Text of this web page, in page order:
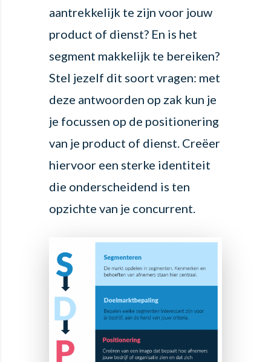
aantrekkelijk te zijn voor jouw
product of dienst? En is het
segment makkelijk te bereiken?
Stel jezelf dit soort vragen: met
deze antwoorden op zak kun je
je focussen op de positionering
van je product of dienst. Creëer
hiervoor een sterke identiteit
die onderscheidend is ten
opzichte van je concurrent.